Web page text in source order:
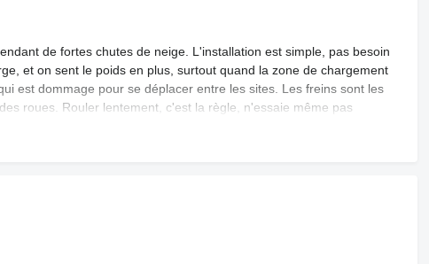
de fortes chutes de neige. L'installation est simple, pas besoin
et on sent le poids en plus, surtout quand la zone de chargement
est dommage pour se déplacer entre les sites. Les freins sont les
roues. Rouler lentement, c'est la règle, n'essaie même pas
normal pour ce genre de conversion. Pas vraiment le moins